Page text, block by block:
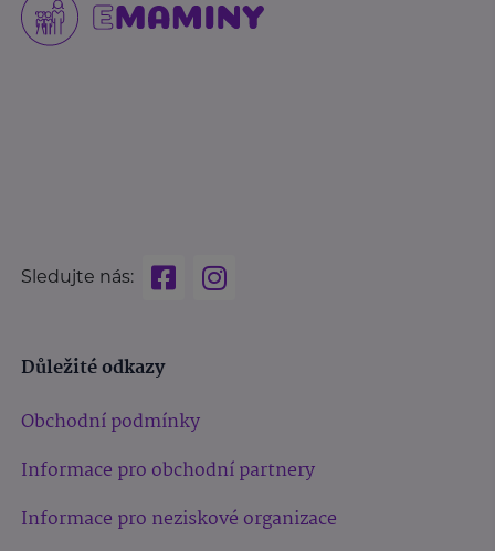
Sledujte nás:
Důležité odkazy
Obchodní podmínky
Informace pro obchodní partnery
Informace pro neziskové organizace